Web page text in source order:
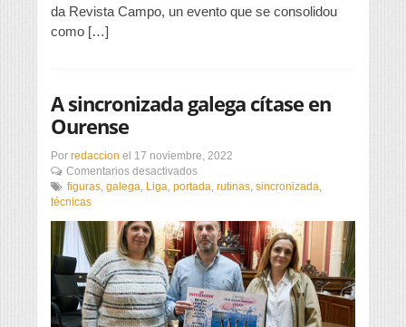
da Revista Campo, un evento que se consolidou
como […]
A sincronizada galega cítase en
Ourense
Por redaccion el 17 noviembre, 2022
Comentarios desactivadosen
A
cítase
en
Ourense
figuras, galega, Liga, portada, rutinas, sincronizada,
técnicas